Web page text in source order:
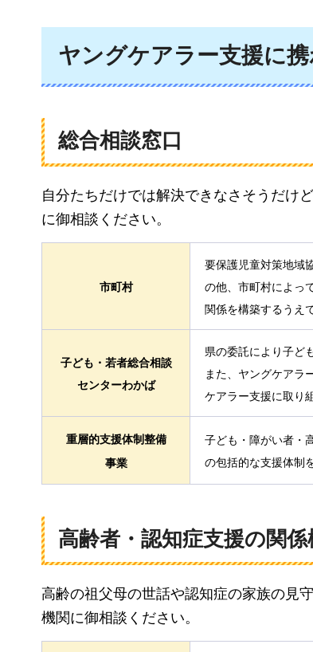
ヤングケアラー支援に
総合相談窓口
自分たちだけでは解決できなさそうだけ
に御相談ください。
市町村
要保護児童対策地域
の他、市町村によっ
関係を構築するうえ
子ども・若者総合相談
センターわかば
県の委託により子ど
また、ヤングケアラ
ケアラー支援に取り
重層的支援体制整備
事業
子ども・障がい者・
の包括的な支援体制
高齢者・認知症支援の関係
高齢の祖父母の世話や認知症の家族の見
機関に御相談ください。